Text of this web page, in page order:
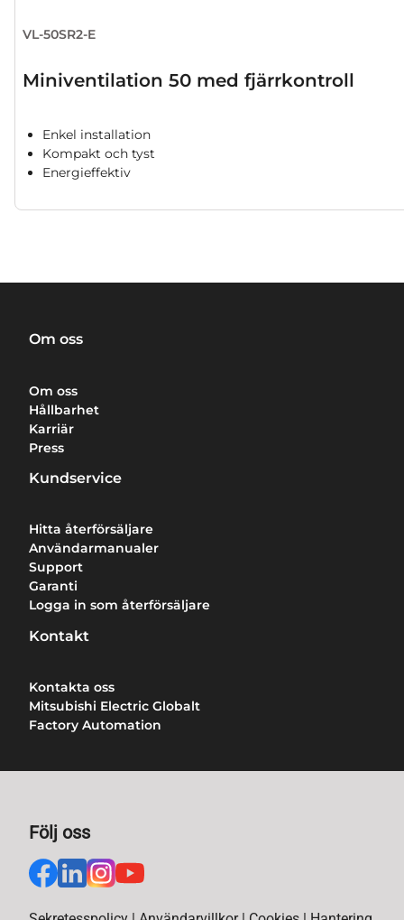
VL-50SR2-E
Miniventilation 50 med fjärrkontroll
Enkel installation
Kompakt och tyst
Energieffektiv
Om oss
Om oss
Hållbarhet
Karriär
Press
Kundservice
Hitta återförsäljare
Användarmanualer
Support
Garanti
Logga in som återförsäljare
Kontakt
Kontakta oss
Mitsubishi Electric Globalt
Factory Automation
Följ oss